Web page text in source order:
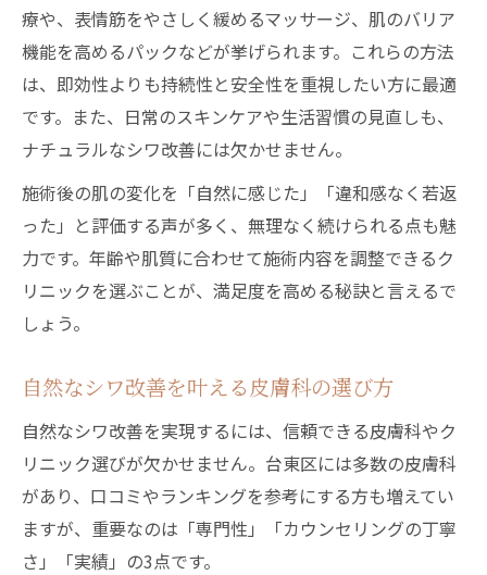
療や、表情筋をやさしく緩めるマッサージ、肌のバリア
機能を高めるパックなどが挙げられます。これらの方法
は、即効性よりも持続性と安全性を重視したい方に最適
です。また、日常のスキンケアや生活習慣の見直しも、
ナチュラルなシワ改善には欠かせません。
施術後の肌の変化を「自然に感じた」「違和感なく若返
った」と評価する声が多く、無理なく続けられる点も魅
力です。年齢や肌質に合わせて施術内容を調整できるク
リニックを選ぶことが、満足度を高める秘訣と言えるで
しょう。
自然なシワ改善を叶える皮膚科の選び方
自然なシワ改善を実現するには、信頼できる皮膚科やク
リニック選びが欠かせません。台東区には多数の皮膚科
があり、口コミやランキングを参考にする方も増えてい
ますが、重要なのは「専門性」「カウンセリングの丁寧
さ」「実績」の3点です。